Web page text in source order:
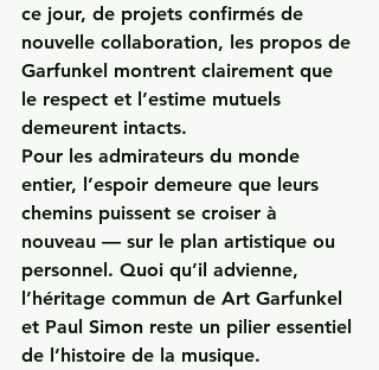
ce jour, de projets confirmés de
nouvelle collaboration, les propos de
Garfunkel montrent clairement que
le respect et l’estime mutuels
demeurent intacts.
Pour les admirateurs du monde
entier, l’espoir demeure que leurs
chemins puissent se croiser à
nouveau — sur le plan artistique ou
personnel. Quoi qu’il advienne,
l’héritage commun de Art Garfunkel
et Paul Simon reste un pilier essentiel
de l’histoire de la musique.